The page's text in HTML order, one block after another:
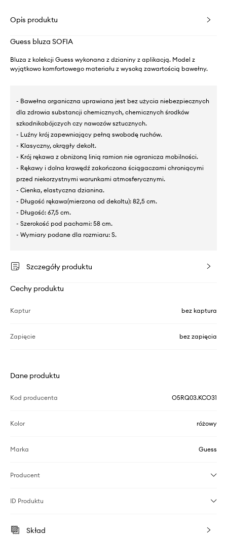
Opis produktu
Guess bluza SOFIA
Bluza z kolekcji Guess wykonana z dzianiny z aplikacją. Model z
wyjątkowo komfortowego materiału z wysoką zawartością bawełny.
- Bawełna organiczna uprawiana jest bez użycia niebezpiecznych
dla zdrowia substancji chemicznych, chemicznych środków
szkodnikobójczych czy nawozów sztucznych.
- Luźny krój zapewniający pełną swobodę ruchów.
- Klasyczny, okrągły dekolt.
- Krój rękawa z obniżoną linią ramion nie ogranicza mobilności.
- Rękawy i dolna krawędź zakończona ściągaczami chroniącymi
przed niekorzystnymi warunkami atmosferycznymi.
- Cienka, elastyczna dzianina.
- Długość rękawa(mierzona od dekoltu): 82,5 cm.
- Długość: 67,5 cm.
- Szerokość pod pachami: 58 cm.
- Wymiary podane dla rozmiaru: S.
Szczegóły produktu
Cechy produktu
Kaptur bez kaptura
Zapięcie bez zapięcia
Dane produktu
Kod producenta O5RQ03.KCO31
Kolor różowy
Marka Guess
Producent
ID Produktu
Skład